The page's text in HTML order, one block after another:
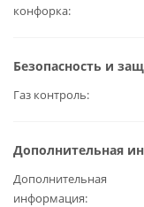
конфорка
Безопасность и
Газ контроль
Дополнительная
Дополнительная
информация